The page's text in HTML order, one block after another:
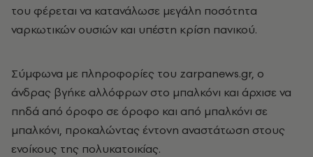
του φέρεται να κατανάλωσε μεγάλη ποσότητα
ναρκωτικών ουσιών και υπέστη κρίση πανικού.
Σύμφωνα με πληροφορίες του zarpanews.gr, ο
άνδρας βγήκε αλλόφρων στο μπαλκόνι και άρχισε να
πηδά από όροφο σε όροφο και από μπαλκόνι σε
μπαλκόνι, προκαλώντας έντονη αναστάτωση στους
ενοίκους της πολυκατοικίας.